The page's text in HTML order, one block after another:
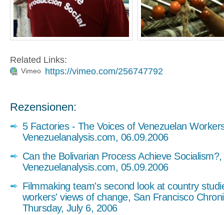
Related Links:
Vimeo https://vimeo.com/256747792
Rezensionen:
5 Factories - The Voices of Venezuelan
Venezuelanalysis.com, 06.09.2006
Can the Bolivarian Process Achieve Socialism?,
Venezuelanalysis.com, 05.09.2006
Filmmaking team's second look at country
workers' views of change, San Francisco
Thursday, July 6, 2006